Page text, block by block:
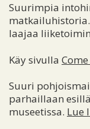
Suurimpia
laajaa
Käy sivulla
Suuri
parhaillaan
museetissa. Lue